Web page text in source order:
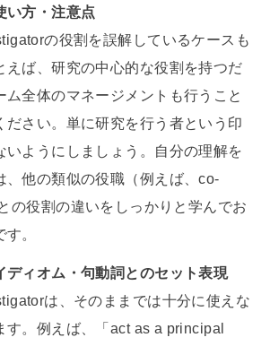
い方・注意点
の役割を誤解しているケースも
えば、研究の中心的な役割を持つだ
ム全体のマネージメントも行うこと
ださい。単に研究を行う者という印
いようにしましょう。自分の理解を
、他の類似の役職（例えば、co-
の役割の違いをしっかりと学んでお
。
ディオム・句動詞とのセット表現
は、そのままでは十分に使えな
す。例えば、「act as a principal